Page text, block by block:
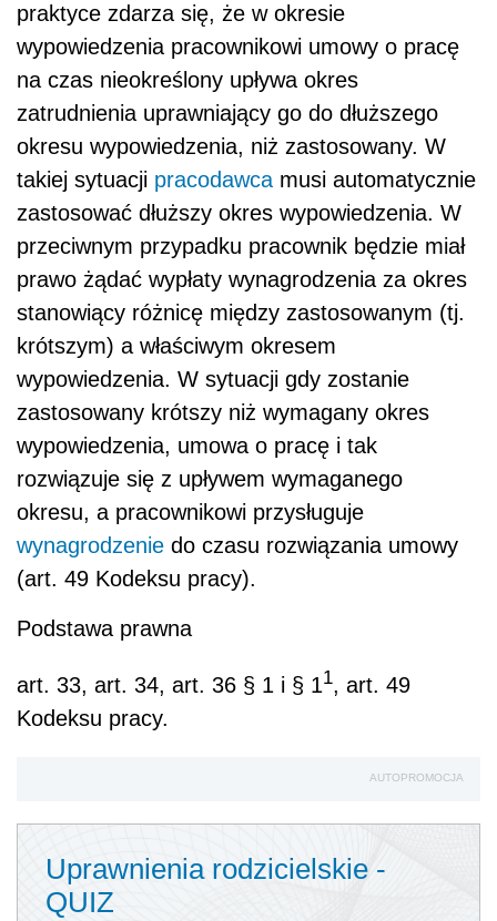
praktyce zdarza się, że w okresie
wypowiedzenia pracownikowi umowy o pracę
na czas nieokreślony upływa okres
zatrudnienia uprawniający go do dłuższego
okresu wypowiedzenia, niż zastosowany. W
takiej sytuacji pracodawca musi automatycznie
zastosować dłuższy okres wypowiedzenia. W
przeciwnym przypadku pracownik będzie miał
prawo żądać wypłaty wynagrodzenia za okres
stanowiący różnicę między zastosowanym (tj.
krótszym) a właściwym okresem
wypowiedzenia. W sytuacji gdy zostanie
zastosowany krótszy niż wymagany okres
wypowiedzenia, umowa o pracę i tak
rozwiązuje się z upływem wymaganego
okresu, a pracownikowi przysługuje
wynagrodzenie do czasu rozwiązania umowy
(art. 49 Kodeksu pracy).
Podstawa prawna
art. 33, art. 34, art. 36 § 1 i § 11, art. 49
Kodeksu pracy.
AUTOPROMOCJA
Uprawnienia rodzicielskie -
QUIZ